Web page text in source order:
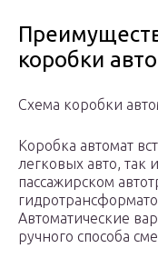
коробки
Схема коробки
Коробка автомат
легковых авто, так
пассажирском
Автоматические
ручного способа